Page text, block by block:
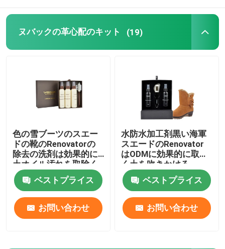
家具 の 管理
スポーツ 介護
ヌバックの革心配のキット (19)
色の雪ブーツのスエー
ドの靴のRenovatorの
除去の洗剤は効果的に
土オイル汚れを取除く
ベストプライス
お問い合わせ
水防水加工剤黒い海軍
スエードのRenovator
はODMに効果的に取除
く土を吹きかける
ベストプライス
お問い合わせ